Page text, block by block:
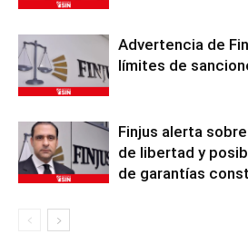
Advertencia de
límites de
Finjus alerta
de libertad y
de garantías